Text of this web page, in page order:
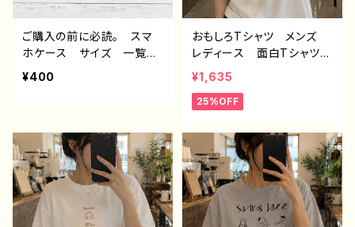
ご購入の前に必読。 スマ
ホケース サイズ 一覧
選び方 iPhoneケース A
UOS OPPO ワイモバイ
ル etc. 手帳型 全機種
対応
¥400
おもしろTシャツ メンズ
レディース 面白Tシャツ
かわいい おしゃれ イラ
スト パンダ 動物 ゆる
かわ ゆるい ユニーク
ター おすすめ 個性的
人気 イラストレーター
クリエイター 絵師 オリ
ジナル デザイン グッ
ズ 半袖シャツ デザイ
ン コラボ 悪いことを言
¥1,635
25%OFF